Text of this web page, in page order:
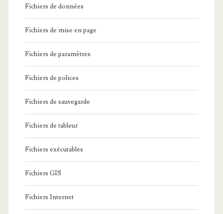
Fichiers de données
Fichiers de mise en page
Fichiers de paramètres
Fichiers de polices
Fichiers de sauvegarde
Fichiers de tableur
Fichiers exécutables
Fichiers GIS
Fichiers Internet